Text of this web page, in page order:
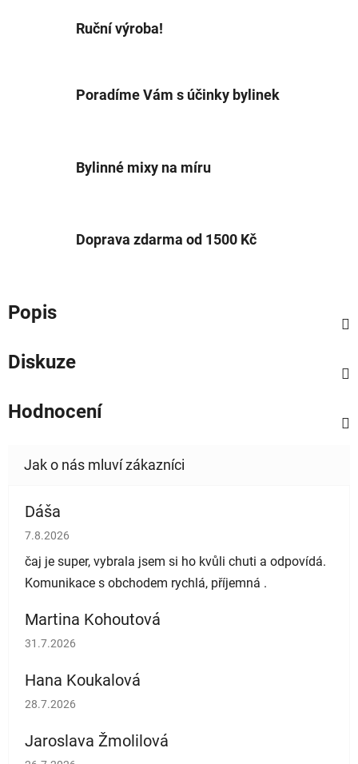
Ruční výroba!
Poradíme Vám s účinky bylinek
Bylinné mixy na míru
Doprava zdarma od 1500 Kč
Popis
Diskuze
Hodnocení
Dáša
Hodnocení obchodu je 5 z 5 hvězdiček.
7.8.2026
čaj je super, vybrala jsem si ho kvůli chuti a odpovídá.
Komunikace s obchodem rychlá, příjemná .
Martina Kohoutová
Hodnocení obchodu je 5 z 5 hvězdiček.
31.7.2026
Hana Koukalová
Hodnocení obchodu je 5 z 5 hvězdiček.
28.7.2026
Jaroslava Žmolilová